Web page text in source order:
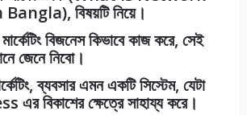
Bangla), বিষয়টি নিয়ে।
বিজনেস কিভাবে কাজ করে, সেই
জেনে নিবো।
ব্যবসার এমন একটি সিস্টেম, যেটা
বিকাশের ক্ষেত্রে সাহায্য করে।